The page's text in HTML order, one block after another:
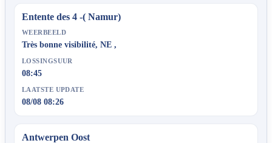
Entente des 4 -( Namur)
WEERBEELD
Très bonne visibilité, NE ,
LOSSINGSUUR
08:45
LAATSTE UPDATE
08/08 08:26
Antwerpen Oost